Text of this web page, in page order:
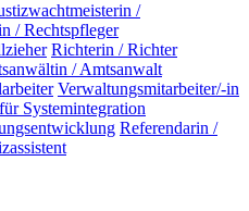
/
/ Rechtspfleger
Richterin / Richter
/ Amtsanwalt
Verwaltungsmitarbeiter/-in
Systemintegration
Referendarin /